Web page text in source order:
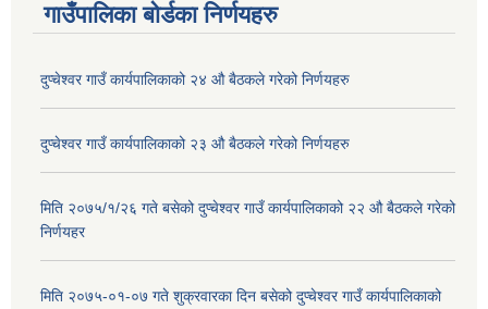
गाउँपालिका बोर्डका निर्णयहरु
दुप्चेश्वर गाउँ कार्यपालिकाको २४ औ बैठकले गरेको निर्णयहरु
दुप्चेश्वर गाउँ कार्यपालिकाको २३ औ बैठकले गरेको निर्णयहरु
मिति २०७५/१/२६ गते बसेको दुप्चेश्वर गाउँ कार्यपालिकाको २२ औ बैठकले गरेको
निर्णयहर
मिति २०७५-०१-०७ गते शुक्रवारका दिन बसेको दुप्चेश्वर गाउँ कार्यपालिकाको